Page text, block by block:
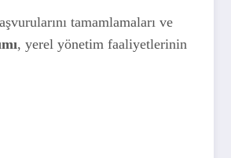
tamamlamaları ve
, yerel yönetim faaliyetlerinin